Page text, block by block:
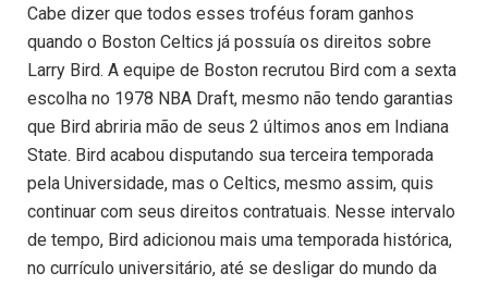
Cabe dizer que todos esses troféus foram ganhos
quando o Boston Celtics já possuía os direitos sobre
Larry Bird. A equipe de Boston recrutou Bird com a sexta
escolha no 1978 NBA Draft, mesmo não tendo garantias
que Bird abriria mão de seus 2 últimos anos em Indiana
State. Bird acabou disputando sua terceira temporada
pela Universidade, mas o Celtics, mesmo assim, quis
continuar com seus direitos contratuais. Nesse intervalo
de tempo, Bird adicionou mais uma temporada histórica,
no currículo universitário, até se desligar do mundo da